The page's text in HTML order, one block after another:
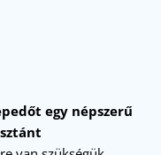
egy népszerű